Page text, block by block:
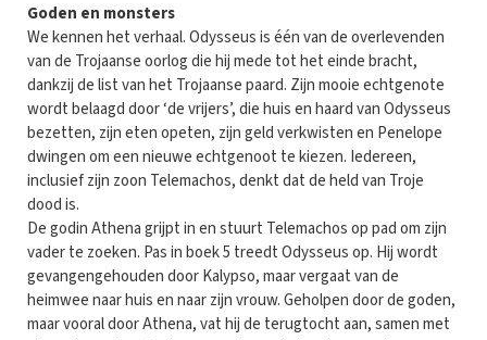
Goden en monsters
We kennen het verhaal. Odysseus is één van de overlevenden
van de Trojaanse oorlog die hij mede tot het einde bracht,
dankzij de list van het Trojaanse paard. Zijn mooie echtgenote
wordt belaagd door ‘de vrijers’, die huis en haard van Odysseus
bezetten, zijn eten opeten, zijn geld verkwisten en Penelope
dwingen om een nieuwe echtgenoot te kiezen. Iedereen,
inclusief zijn zoon Telemachos, denkt dat de held van Troje
dood is.
De godin Athena grijpt in en stuurt Telemachos op pad om zijn
vader te zoeken. Pas in boek 5 treedt Odysseus op. Hij wordt
gevangengehouden door Kalypso, maar vergaat van de
heimwee naar huis en naar zijn vrouw. Geholpen door de goden,
maar vooral door Athena, vat hij de terugtocht aan, samen met